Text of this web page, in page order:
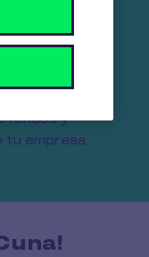
de este
Te
Ministerio de
fondos y
tu empresa